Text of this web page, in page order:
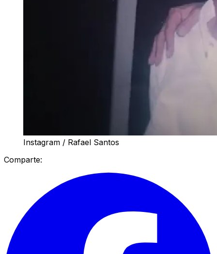
Instagram / Rafael Santos
Comparte: